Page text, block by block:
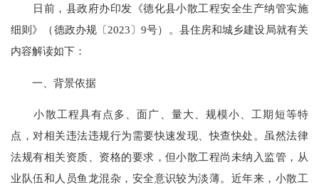
日前，县政府办印发《德化县小散工程安全生产纳管实施
细则》（德政办规〔2023〕9号）。县住房和城乡建设局就有关
内容解读如下：
一、背景依据
小散工程具有点多、面广、量大、规模小、工期短等特
点，对相关违法违规行为需要快速发现、快查快处。虽然法律
法规有相关资质、资格的要求，但小散工程尚未纳入监管，从
业队伍和人员鱼龙混杂，安全意识较为淡薄。近年来，小散工